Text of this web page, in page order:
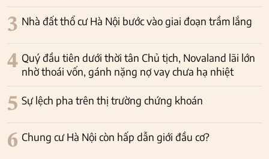
3 Nhà đất thổ cư Hà Nội bước vào giai đoạn trầm lắng
4 Quý đầu tiên dưới thời tân Chủ tịch, Novaland lãi lớn
nhờ thoái vốn, gánh nặng nợ vay chưa hạ nhiệt
5 Sự lệch pha trên thị trường chứng khoán
6 Chung cư Hà Nội còn hấp dẫn giới đầu cơ?